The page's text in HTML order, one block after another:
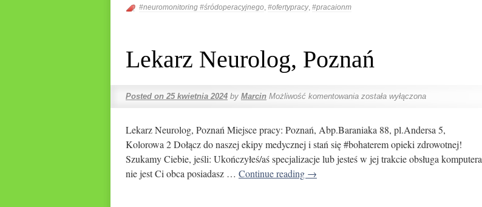
#neuromonitoring #śródoperacyjnego, #ofertypracy, #pracaionm
Lekarz Neurolog, Poznań
Posted on 25 kwietnia 2024 by Marcin Możliwość komentowania została wyłączona
Lekarz Neurolog, Poznań Miejsce pracy: Poznań, Abp.Baraniaka 88, pl.Andersa 5,
Kolorowa 2 Dołącz do naszej ekipy medycznej i stań się #bohaterem opieki zdrowotnej!
Szukamy Ciebie, jeśli: Ukończyłeś/aś specjalizacje lub jesteś w jej trakcie obsługa komputera
nie jest Ci obca posiadasz … Continue reading →